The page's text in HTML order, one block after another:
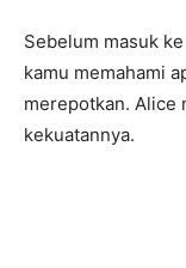
Sebelum masuk
kamu memahami
merepotkan. Alice
kekuatannya.